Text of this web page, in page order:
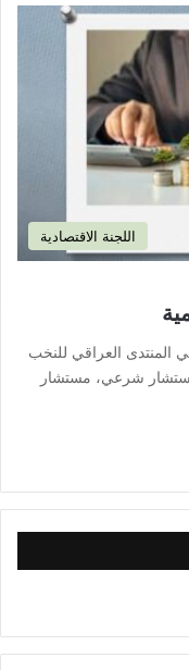
اللجنة الاقتصادية
المنتدى العراقي للنخب
شرعي، مستشار